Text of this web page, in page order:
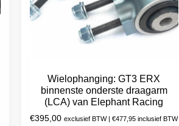
Wielophanging: GT3 ERX
binnenste onderste draagarm
(LCA) van Elephant Racing
€395,00 exclusief BTW |€477,95 inclusief BTW